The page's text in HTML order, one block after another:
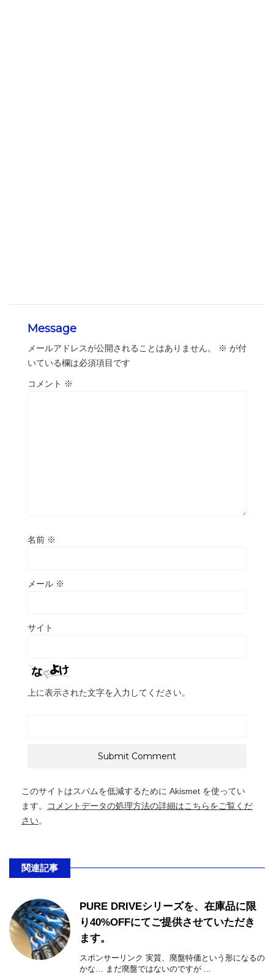
Message
メールアドレスが公開されることはありません。 ※ が付
いている欄は必須項目です
コメント ※
名前 ※
メール ※
サイト
上に表示された文字を入力してください。
このサイトはスパムを低減するために Akismet を使ってい
ます。
コメントデータの処理方法の詳細はこちらをご覧くだ
さい。
関連記事
PURE DRIVEシリーズを、在庫品に限
り40%OFFにてご提供させていただき
ます。
スポンサーリンク 実質、廃盤特価という形になるの
かな… まだ廃盤ではないのですが ...